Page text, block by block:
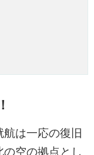
は一応の復旧
空の拠点とし